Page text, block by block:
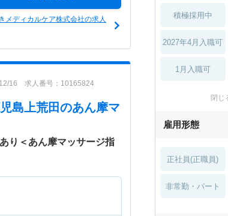
メディカルケア株式会社の求人
16 求人番号：10165824
島上荒田のあん摩マ
り＜あん摩マッサージ指
積極採用中
2027年4月入職可
1月入職可
閉じ
雇用形態
正社員(正職員)
非常勤・パート